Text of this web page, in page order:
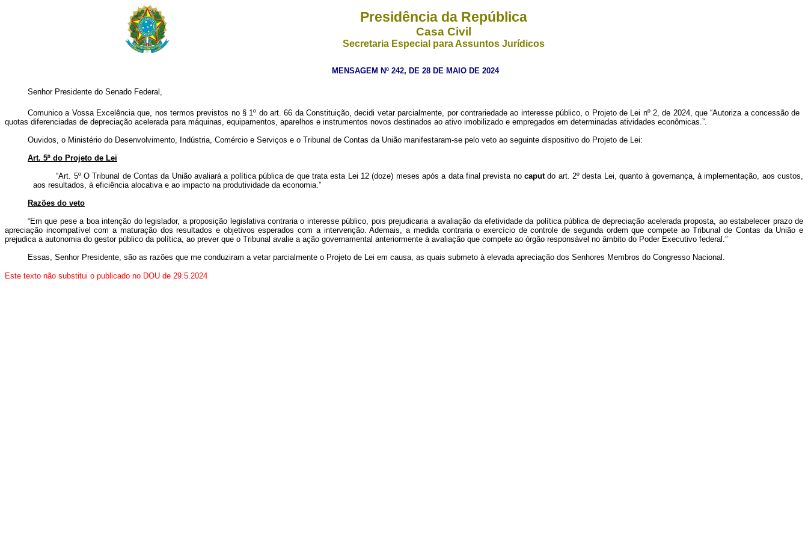
Presidência da República
Casa Civil
Secretaria Especial para Assuntos Jurídicos
MENSAGEM Nº 242, DE 28 DE MAIO DE 2024
Senhor Presidente do Senado Federal,
Comunico a Vossa Excelência que, nos termos previstos no § 1º do art. 66 da Constituição, decidi vetar parcialmente, por contrariedade ao interesse público, o Projeto de Lei nº 2, de 2024, que “Autoriza a concessão de
quotas diferenciadas de depreciação acelerada para máquinas, equipamentos, aparelhos e instrumentos novos destinados ao ativo imobilizado e empregados em determinadas atividades econômicas.”.
Ouvidos, o Ministério do Desenvolvimento, Indústria, Comércio e Serviços e o Tribunal de Contas da União manifestaram-se pelo veto ao seguinte dispositivo do Projeto de Lei:
Art. 5º do Projeto de Lei
“Art. 5º O Tribunal de Contas da União avaliará a política pública de que trata esta Lei 12 (doze) meses após a data final prevista no caputdo art. 2º desta Lei, quanto à governança, à implementação, aos custos,
aos resultados, à eficiência alocativa e ao impacto na produtividade da economia.”
Razões do veto
“Em que pese a boa intenção do legislador, a proposição legislativa contraria o interesse público, pois prejudicaria a avaliação da efetividade da política pública de depreciação acelerada proposta, ao estabelecer prazo de
apreciação incompatível com a maturação dos resultados e objetivos esperados com a intervenção. Ademais, a medida contraria o exercício de controle de segunda ordem que compete ao Tribunal de Contas da União e
prejudica a autonomia do gestor público da política, ao prever que o Tribunal avalie a ação governamental anteriormente à avaliação que compete ao órgão responsável no âmbito do Poder Executivo federal.”
Essas, Senhor Presidente, são as razões que me conduziram a vetar parcialmente o Projeto de Lei em causa, as quais submeto à elevada apreciação dos Senhores Membros do Congresso Nacional.
Este texto não substitui o publicado no DOU de 29.5.2024